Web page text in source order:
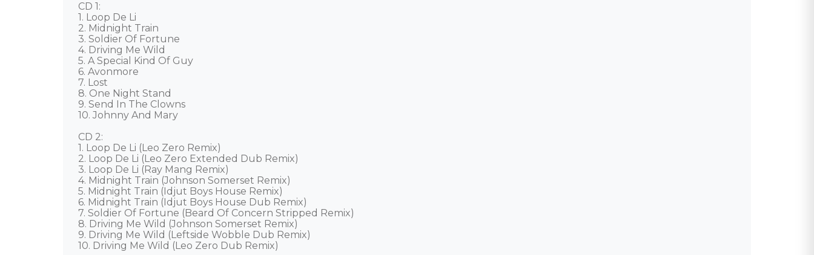
CD 1:
1. Loop De Li
2. Midnight Train
3. Soldier Of Fortune
4. Driving Me Wild
5. A Special Kind Of Guy
6. Avonmore
7. Lost
8. One Night Stand
9. Send In The Clowns
10. Johnny And Mary
CD 2:
1. Loop De Li (Leo Zero Remix)
2. Loop De Li (Leo Zero Extended Dub Remix)
3. Loop De Li (Ray Mang Remix)
4. Midnight Train (Johnson Somerset Remix)
5. Midnight Train (Idjut Boys House Remix)
6. Midnight Train (Idjut Boys House Dub Remix)
7. Soldier Of Fortune (Beard Of Concern Stripped Remix)
8. Driving Me Wild (Johnson Somerset Remix)
9. Driving Me Wild (Leftside Wobble Dub Remix)
10. Driving Me Wild (Leo Zero Dub Remix)